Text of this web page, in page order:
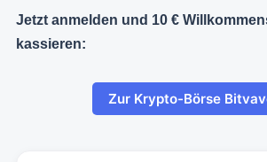
Jetzt anmelden und 10 €
kassieren:
Zur Krypto-Börse